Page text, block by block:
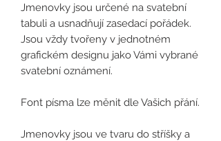
Jmenovky jsou určené na svatební
tabuli a usnadňují zasedací pořádek.
Jsou vždy tvořeny v jednotném
grafickém designu jako Vámi vybrané
svatební oznámení.
Font písma lze měnit dle Vašich přání.
Jmenovky jsou ve tvaru do stříšky a